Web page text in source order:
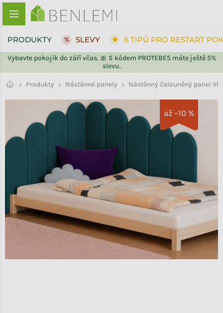
Přejít na obsah
Vybavte pokojík do září včas. 🎀 S kódem PROTEBE5 máte ještě 5%
slevu.
PRODUKTY SLEVY 6 TIPŮ PRO RESTART
Produkty Nástěnné panely Nástěnný čalouněný panel
až –10 %
ZPĚT DO OBCHODU
ZPĚT DO OBCHODU